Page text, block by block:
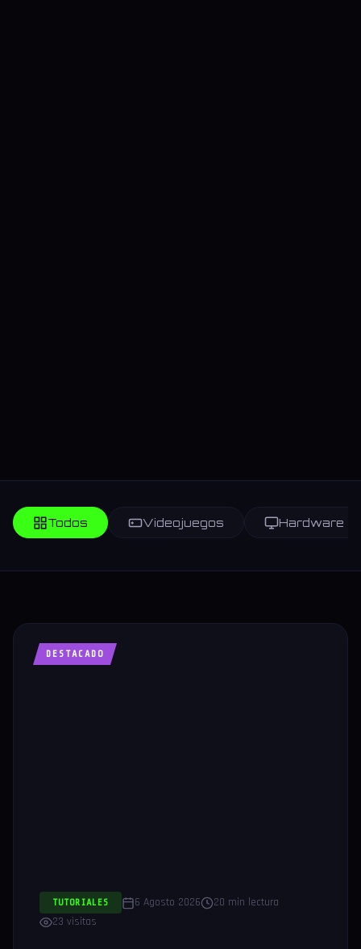
Todos Videojuegos Hardware
DESTACADO
TUTORIALES 6 Agosto 2026
20 min lectura
23 visitas